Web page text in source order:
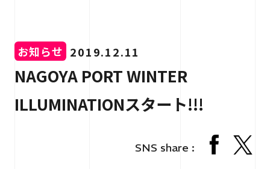
WORKS 事例紹介
RECRUIT 採用情報
お問い合わせ
お知らせ 2019.12.11
NAGOYA PORT WINTER
ILLUMINATIONスタート!!!
SNS share :